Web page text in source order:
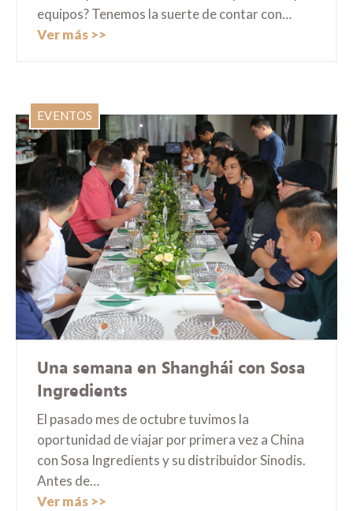
equipos? Tenemos la suerte de contar con…
Ver más
EVENTOS
Una semana en Shanghái con Sosa
Ingredients
El pasado mes de octubre tuvimos la
oportunidad de viajar por primera vez a China
con Sosa Ingredients y su distribuidor Sinodis.
Antes de…
Ver más